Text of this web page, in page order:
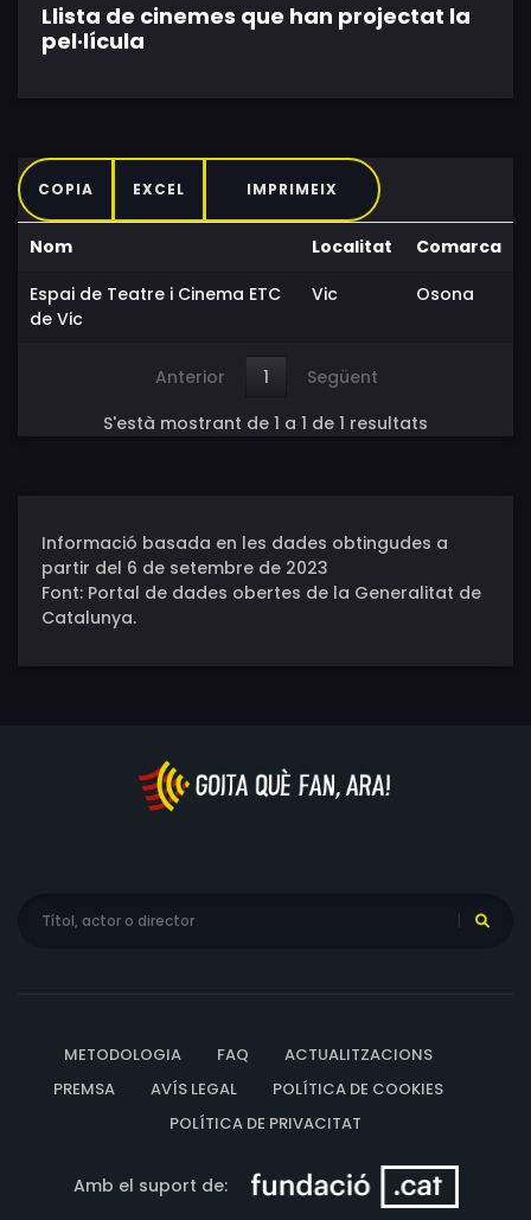
Llista de cinemes que han projectat la
pel·lícula
COPIA EXCEL IMPRIMEIX
Nom Localitat
Comarca
Espai de Teatre i Cinema ETC
de Vic
Vic Osona
Anterior 1
Següent
S'està mostrant de 1 a 1 de 1 resultats
Informació basada en les dades obtingudes a
partir del 6 de setembre de 2023
Font: Portal de dades obertes de la Generalitat de
Catalunya.
METODOLOGIA FAQ
ACTUALITZACIONS
PREMSA
AVÍS LEGAL
POLÍTICA DE COOKIES
POLÍTICA DE PRIVACITAT
Amb el suport de: